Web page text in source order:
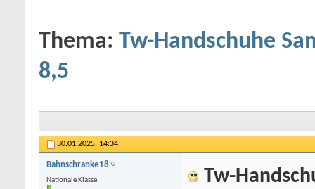
Thema: Tw-Handschuhe
8,5
30.01.2025, 14:34
Bahnschranke18
Nationale Klasse
Tw-